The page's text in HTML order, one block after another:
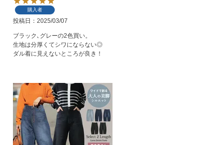
購入者
投稿日 2025/03/07
ブラック､グレーの2色買い。
生地は分厚くてシワにならない◎
ダル着に見えないところが良き！